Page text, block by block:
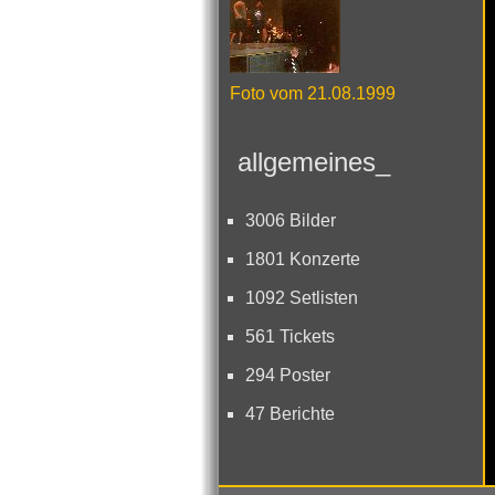
Foto vom 21.08.1999
allgemeines_
3006 Bilder
1801 Konzerte
1092 Setlisten
561 Tickets
294 Poster
47 Berichte